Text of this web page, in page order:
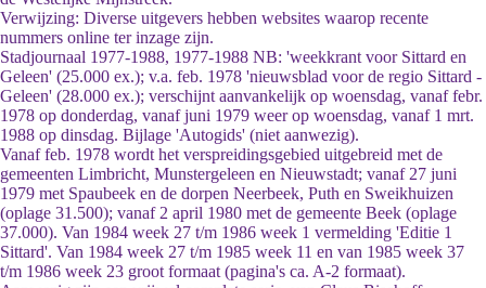
Verwijzing: Diverse uitgevers hebben websites waarop recente
nummers online ter inzage zijn.
Stadjournaal 1977-1988, 1977-1988 NB: 'weekkrant voor Sittard en
Geleen' (25.000 ex.); v.a. feb. 1978 'nieuwsblad voor de regio Sittard -
Geleen' (28.000 ex.); verschijnt aanvankelijk op woensdag, vanaf febr.
1978 op donderdag, vanaf juni 1979 weer op woensdag, vanaf 1 mrt.
1988 op dinsdag. Bijlage 'Autogids' (niet aanwezig).
Vanaf feb. 1978 wordt het verspreidingsgebied uitgebreid met de
gemeenten Limbricht, Munstergeleen en Nieuwstadt; vanaf 27 juni
1979 met Spaubeek en de dorpen Neerbeek, Puth en Sweikhuizen
(oplage 31.500); vanaf 2 april 1980 met de gemeente Beek (oplage
37.000). Van 1984 week 27 t/m 1986 week 1 vermelding 'Editie 1
Sittard'. Van 1984 week 27 t/m 1985 week 11 en van 1985 week 37
t/m 1986 week 23 groot formaat (pagina's ca. A-2 formaat).